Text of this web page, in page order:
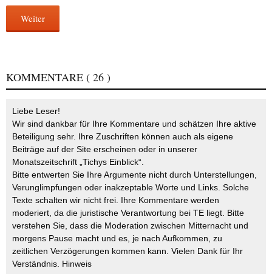
Weiter
KOMMENTARE ( 26 )
Liebe Leser!
Wir sind dankbar für Ihre Kommentare und schätzen Ihre aktive
Beteiligung sehr. Ihre Zuschriften können auch als eigene
Beiträge auf der Site erscheinen oder in unserer
Monatszeitschrift „Tichys Einblick“.
Bitte entwerten Sie Ihre Argumente nicht durch Unterstellungen,
Verunglimpfungen oder inakzeptable Worte und Links. Solche
Texte schalten wir nicht frei. Ihre Kommentare werden
moderiert, da die juristische Verantwortung bei TE liegt. Bitte
verstehen Sie, dass die Moderation zwischen Mitternacht und
morgens Pause macht und es, je nach Aufkommen, zu
zeitlichen Verzögerungen kommen kann. Vielen Dank für Ihr
Verständnis. Hinweis